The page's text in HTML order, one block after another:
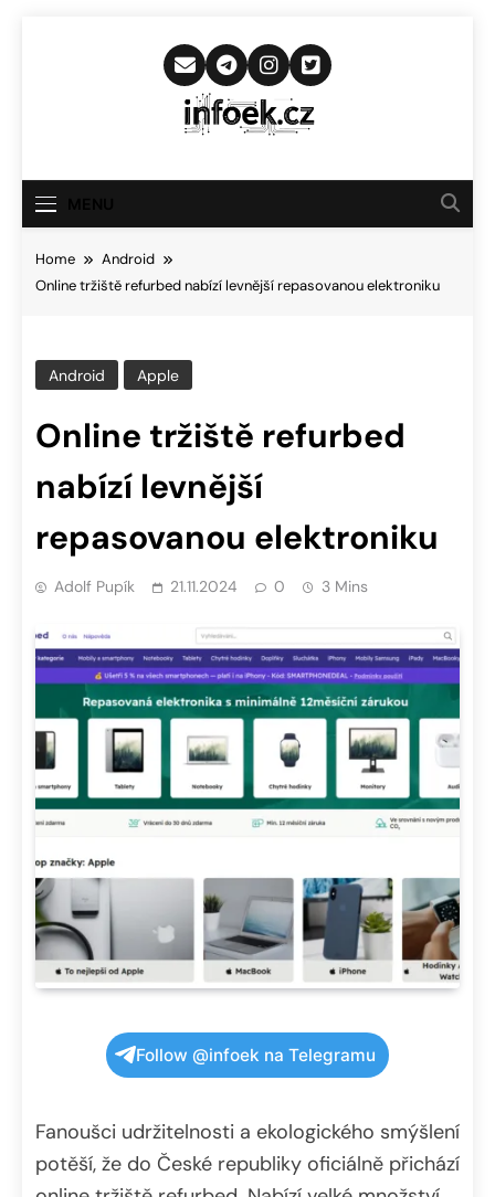
Infoek.cz
Novinkám
Home
Android
Online tržiště refurbed nabízí levnější repasovanou elektroniku
Android Apple
Online tržiště refurbed
nabízí levnější
repasovanou elektroniku
Adolf Pupík 21.11.2024 0 3 Mins
Follow @infoek na Telegramu
Fanoušci udržitelnosti a ekologického smýšlení
potěší, že do České republiky oficiálně přichází